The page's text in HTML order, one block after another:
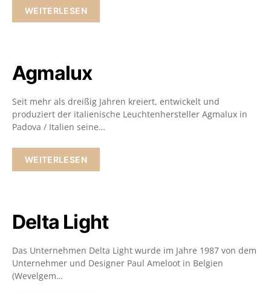
WEITERLESEN
Agmalux
Seit mehr als dreißig Jahren kreiert, entwickelt und
produziert der italienische Leuchtenhersteller Agmalux in
Padova / Italien seine…
WEITERLESEN
Delta Light
Das Unternehmen Delta Light wurde im Jahre 1987 von dem
Unternehmer und Designer Paul Ameloot in Belgien
(Wevelgem…